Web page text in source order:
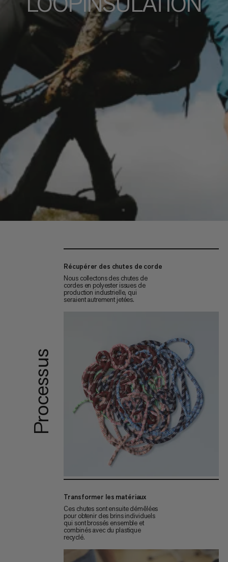
Processus
Récupérer des chutes de corde
Nous collectons des chutes de
cordes en polyester issues de
production industrielle, qui
seraient autrement jetées.
Transformer les matériaux
Ces chutes sont ensuite démêlées
pour obtenir des brins individuels
qui sont brossés ensemble et
combinés avec du plastique
recyclé.